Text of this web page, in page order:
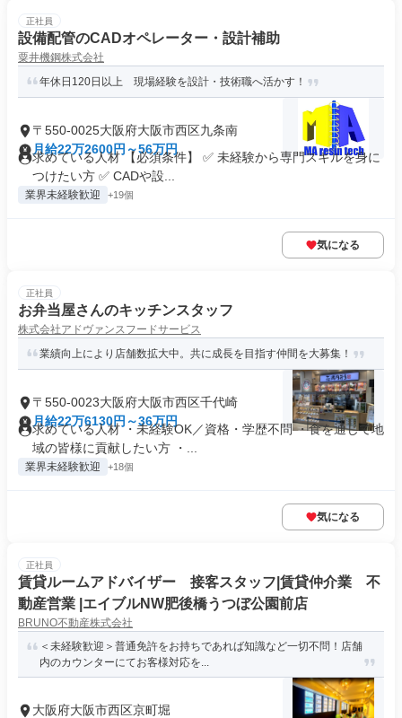
正社員
設備配管のCADオペレーター・設計補助
粟井機鋼株式会社
年休日120日以上 現場経験を設計・技術職へ活かす！
〒550-0025大阪府大阪市西区九条南
月給22万2600円～56万円
求めている人材 【必須条件】 ✅ 未経験から専門スキルを身に
つけたい方 ✅ CADや設...
業界未経験歓迎 +19個
気になる
正社員
お弁当屋さんのキッチンスタッフ
株式会社アドヴァンスフードサービス
業績向上により店舗数拡大中。共に成長を目指す仲間を大募集！
〒550-0023大阪府大阪市西区千代崎
月給22万6130円～36万円
求めている人材 ・未経験OK／資格・学歴不問 ・食を通じて地
域の皆様に貢献したい方 ・...
業界未経験歓迎 +18個
気になる
正社員
賃貸ルームアドバイザー 接客スタッフ|賃貸仲介業 不
動産営業 |エイブルNW肥後橋うつぼ公園前店
BRUNO不動産株式会社
＜未経験歓迎＞普通免許をお持ちであれば知識など一切不問！店舗
内のカウンターにてお客様対応を...
大阪府大阪市西区京町堀